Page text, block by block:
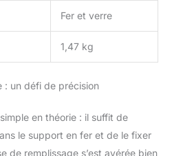
pot mural. Matériau et
stabilisé avec revêtement
en poudre qui assure
une couleur durable et
résiste aux conditions
extrêmes. Le verre
trempé et limpide réjouit
vos yeux, ajoutant une
Fer et verre
1,47 kg
: un défi de précision
en théorie : il suffit de
le support en fer et de le fixer
de remplissage s’est avérée bien